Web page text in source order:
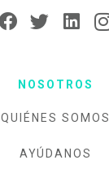
NOSOTROS
QUIÉNES SOMOS
AYÚDANOS